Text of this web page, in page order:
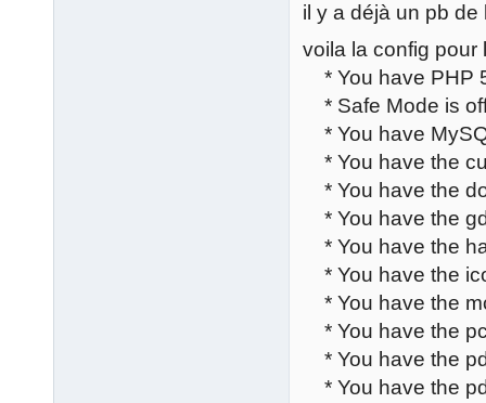
il y a déjà un pb de
voila la config pour
* You have PHP
* Safe Mode is
* You have
* You have the
* You have the
* You have the
* You have the
* You have the
* You have the
* You have the
* You have the
* You have the